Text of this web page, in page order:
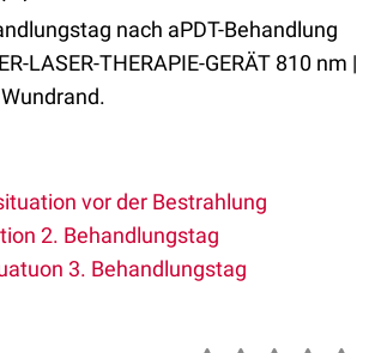
nach aPDT-Behandlung
LASER-THERAPIE-GERÄT 810 nm |
vor der Bestrahlung
2. Behandlungstag
3. Behandlungstag